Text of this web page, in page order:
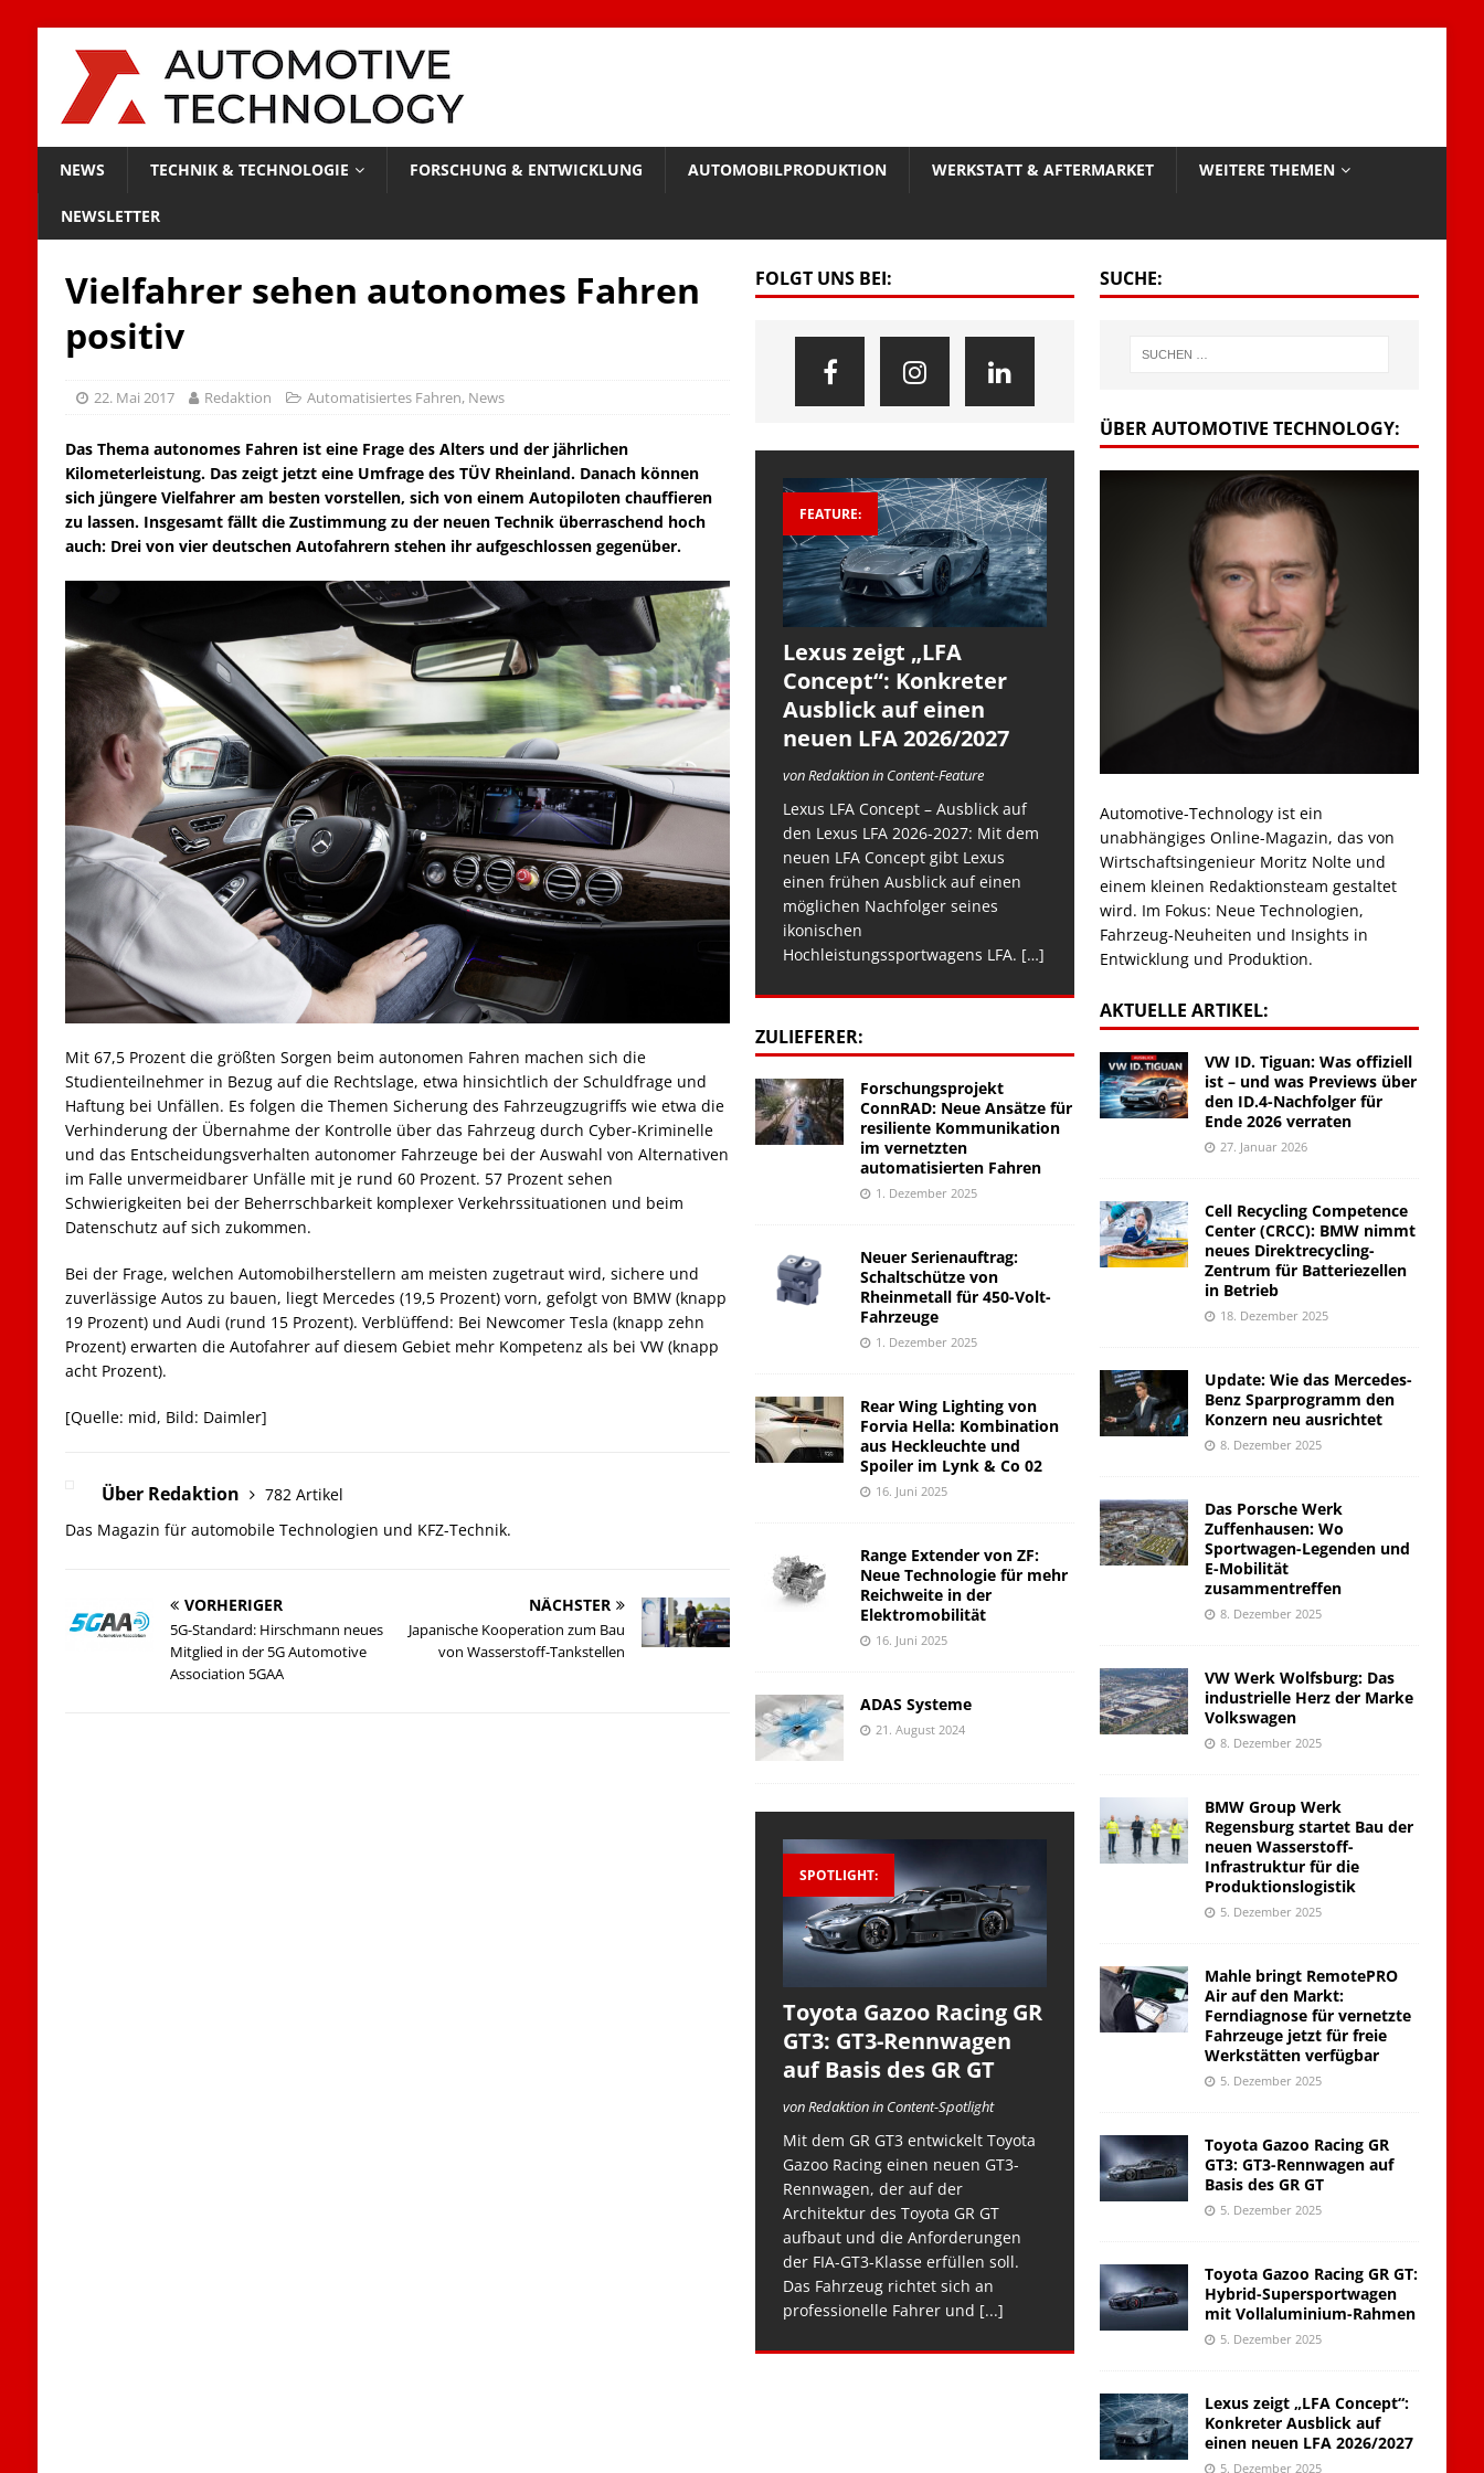
NEWS TECHNIK & TECHNOLOGIE FORSCHUNG & ENTWICKLUNG AUTOMOBILPRODUKTION WERKSTATT & AFTERMARKET WEITERE THEMEN
NEWSLETTER
Vielfahrer sehen autonomes Fahren
positiv
22. Mai 2017 Redaktion Automatisiertes Fahren, News
Das Thema autonomes Fahren ist eine Frage des Alters und der jährlichen
Kilometerleistung. Das zeigt jetzt eine Umfrage des TÜV Rheinland. Danach können
sich jüngere Vielfahrer am besten vorstellen, sich von einem Autopiloten chauffieren
zu lassen. Insgesamt fällt die Zustimmung zu der neuen Technik überraschend hoch
auch: Drei von vier deutschen Autofahrern stehen ihr aufgeschlossen gegenüber.
Mit 67,5 Prozent die größten Sorgen beim autonomen Fahren machen sich die
Studienteilnehmer in Bezug auf die Rechtslage, etwa hinsichtlich der Schuldfrage und
Haftung bei Unfällen. Es folgen die Themen Sicherung des Fahrzeugzugriffs wie etwa die
Verhinderung der Übernahme der Kontrolle über das Fahrzeug durch Cyber-Kriminelle
und das Entscheidungsverhalten autonomer Fahrzeuge bei der Auswahl von Alternativen
im Falle unvermeidbarer Unfälle mit je rund 60 Prozent. 57 Prozent sehen
Schwierigkeiten bei der Beherrschbarkeit komplexer Verkehrssituationen und beim
Datenschutz auf sich zukommen.
Bei der Frage, welchen Automobilherstellern am meisten zugetraut wird, sichere und
zuverlässige Autos zu bauen, liegt Mercedes (19,5 Prozent) vorn, gefolgt von BMW (knapp
19 Prozent) und Audi (rund 15 Prozent). Verblüffend: Bei Newcomer Tesla (knapp zehn
Prozent) erwarten die Autofahrer auf diesem Gebiet mehr Kompetenz als bei VW (knapp
acht Prozent).
[Quelle: mid, Bild: Daimler]
Über Redaktion
782 Artikel
Das Magazin für automobile Technologien und KFZ-Technik.
VORHERIGER
5G-Standard: Hirschmann neues
Mitglied in der 5G Automotive
Association 5GAA
NÄCHSTER
Japanische Kooperation zum Bau
von Wasserstoff-Tankstellen
FOLGT UNS BEI:
FEATURE:
Lexus zeigt „LFA
Concept“: Konkreter
Ausblick auf einen
neuen LFA 2026/2027
von Redaktion in Content-Feature
Lexus LFA Concept – Ausblick auf
den Lexus LFA 2026-2027: Mit dem
neuen LFA Concept gibt Lexus
einen frühen Ausblick auf einen
möglichen Nachfolger seines
ikonischen
Hochleistungssportwagens LFA. […]
ZULIEFERER:
Forschungsprojekt
ConnRAD: Neue Ansätze für
resiliente Kommunikation
im vernetzten
automatisierten Fahren
1. Dezember 2025
Neuer Serienauftrag:
Schaltschütze von
Rheinmetall für 450-Volt-
Fahrzeuge
1. Dezember 2025
Rear Wing Lighting von
Forvia Hella: Kombination
aus Heckleuchte und
Spoiler im Lynk & Co 02
16. Juni 2025
Range Extender von ZF:
Neue Technologie für mehr
Reichweite in der
Elektromobilität
16. Juni 2025
ADAS Systeme
21. August 2024
SPOTLIGHT:
Toyota Gazoo Racing GR
GT3: GT3-Rennwagen
auf Basis des GR GT
von Redaktion in Content-Spotlight
Mit dem GR GT3 entwickelt Toyota
Gazoo Racing einen neuen GT3-
Rennwagen, der auf der
Architektur des Toyota GR GT
aufbaut und die Anforderungen
der FIA-GT3-Klasse erfüllen soll.
Das Fahrzeug richtet sich an
professionelle Fahrer und [...]
SUCHE:
ÜBER AUTOMOTIVE TECHNOLOGY:
Automotive-Technology ist ein
unabhängiges Online-Magazin, das von
Wirtschaftsingenieur Moritz Nolte und
einem kleinen Redaktionsteam gestaltet
wird. Im Fokus: Neue Technologien,
Fahrzeug-Neuheiten und Insights in
Entwicklung und Produktion.
AKTUELLE ARTIKEL:
VW ID. Tiguan: Was offiziell
ist – und was Previews über
den ID.4-Nachfolger für
Ende 2026 verraten
27. Januar 2026
Cell Recycling Competence
Center (CRCC): BMW nimmt
neues Direktrecycling-
Zentrum für Batteriezellen
in Betrieb
18. Dezember 2025
Update: Wie das Mercedes-
Benz Sparprogramm den
Konzern neu ausrichtet
8. Dezember 2025
Das Porsche Werk
Zuffenhausen: Wo
Sportwagen-Legenden und
E-Mobilität
zusammentreffen
8. Dezember 2025
VW Werk Wolfsburg: Das
industrielle Herz der Marke
Volkswagen
8. Dezember 2025
BMW Group Werk
Regensburg startet Bau der
neuen Wasserstoff-
Infrastruktur für die
Produktionslogistik
5. Dezember 2025
Mahle bringt RemotePRO
Air auf den Markt:
Ferndiagnose für vernetzte
Fahrzeuge jetzt für freie
Werkstätten verfügbar
5. Dezember 2025
Toyota Gazoo Racing GR
GT3: GT3-Rennwagen auf
Basis des GR GT
5. Dezember 2025
Toyota Gazoo Racing GR GT:
Hybrid-Supersportwagen
mit Vollaluminium-Rahmen
5. Dezember 2025
Lexus zeigt „LFA Concept“:
Konkreter Ausblick auf
einen neuen LFA 2026/2027
5. Dezember 2025